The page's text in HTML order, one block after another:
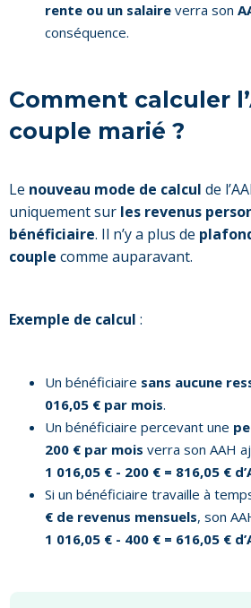
rente ou un salaire verra son
conséquence.
Comment calculer
couple marié ?
Le nouveau mode de calcul de
uniquement sur les revenus
bénéficiaire. Il n’y a plus de
couple comme auparavant.
Exemple de calcul :
Un bénéficiaire sans aucune
016,05 € par mois.
Un bénéficiaire percevant une
200 € par mois verra son AAH
1 016,05 € - 200 € = 816,05 €
Si un bénéficiaire travaille à
€ de revenus mensuels, son
1 016,05 € - 400 € = 616,05 €